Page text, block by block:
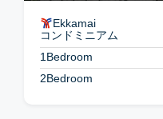
Ekkamai
コンドミニアム
1Bedroom
2Bedroom